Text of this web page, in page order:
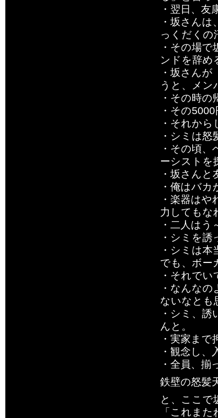
・翌日、
・坂さん
っくだくの
・その場
ンドを辞め
・坂さん
うと、メン
・その時
・その
・それか
・シミは
・その頃
ーシストを
・坂さん
・俺はバ
・楽器は
力してもな
・二人は
・シミを誘
・シミは
でも、ボー
・それで
・なんな
ないなとも
・シミ、
んと。
・実家まで
・観念し
・全員、揃
鉄壁の怒髪
と、ここ
「これま